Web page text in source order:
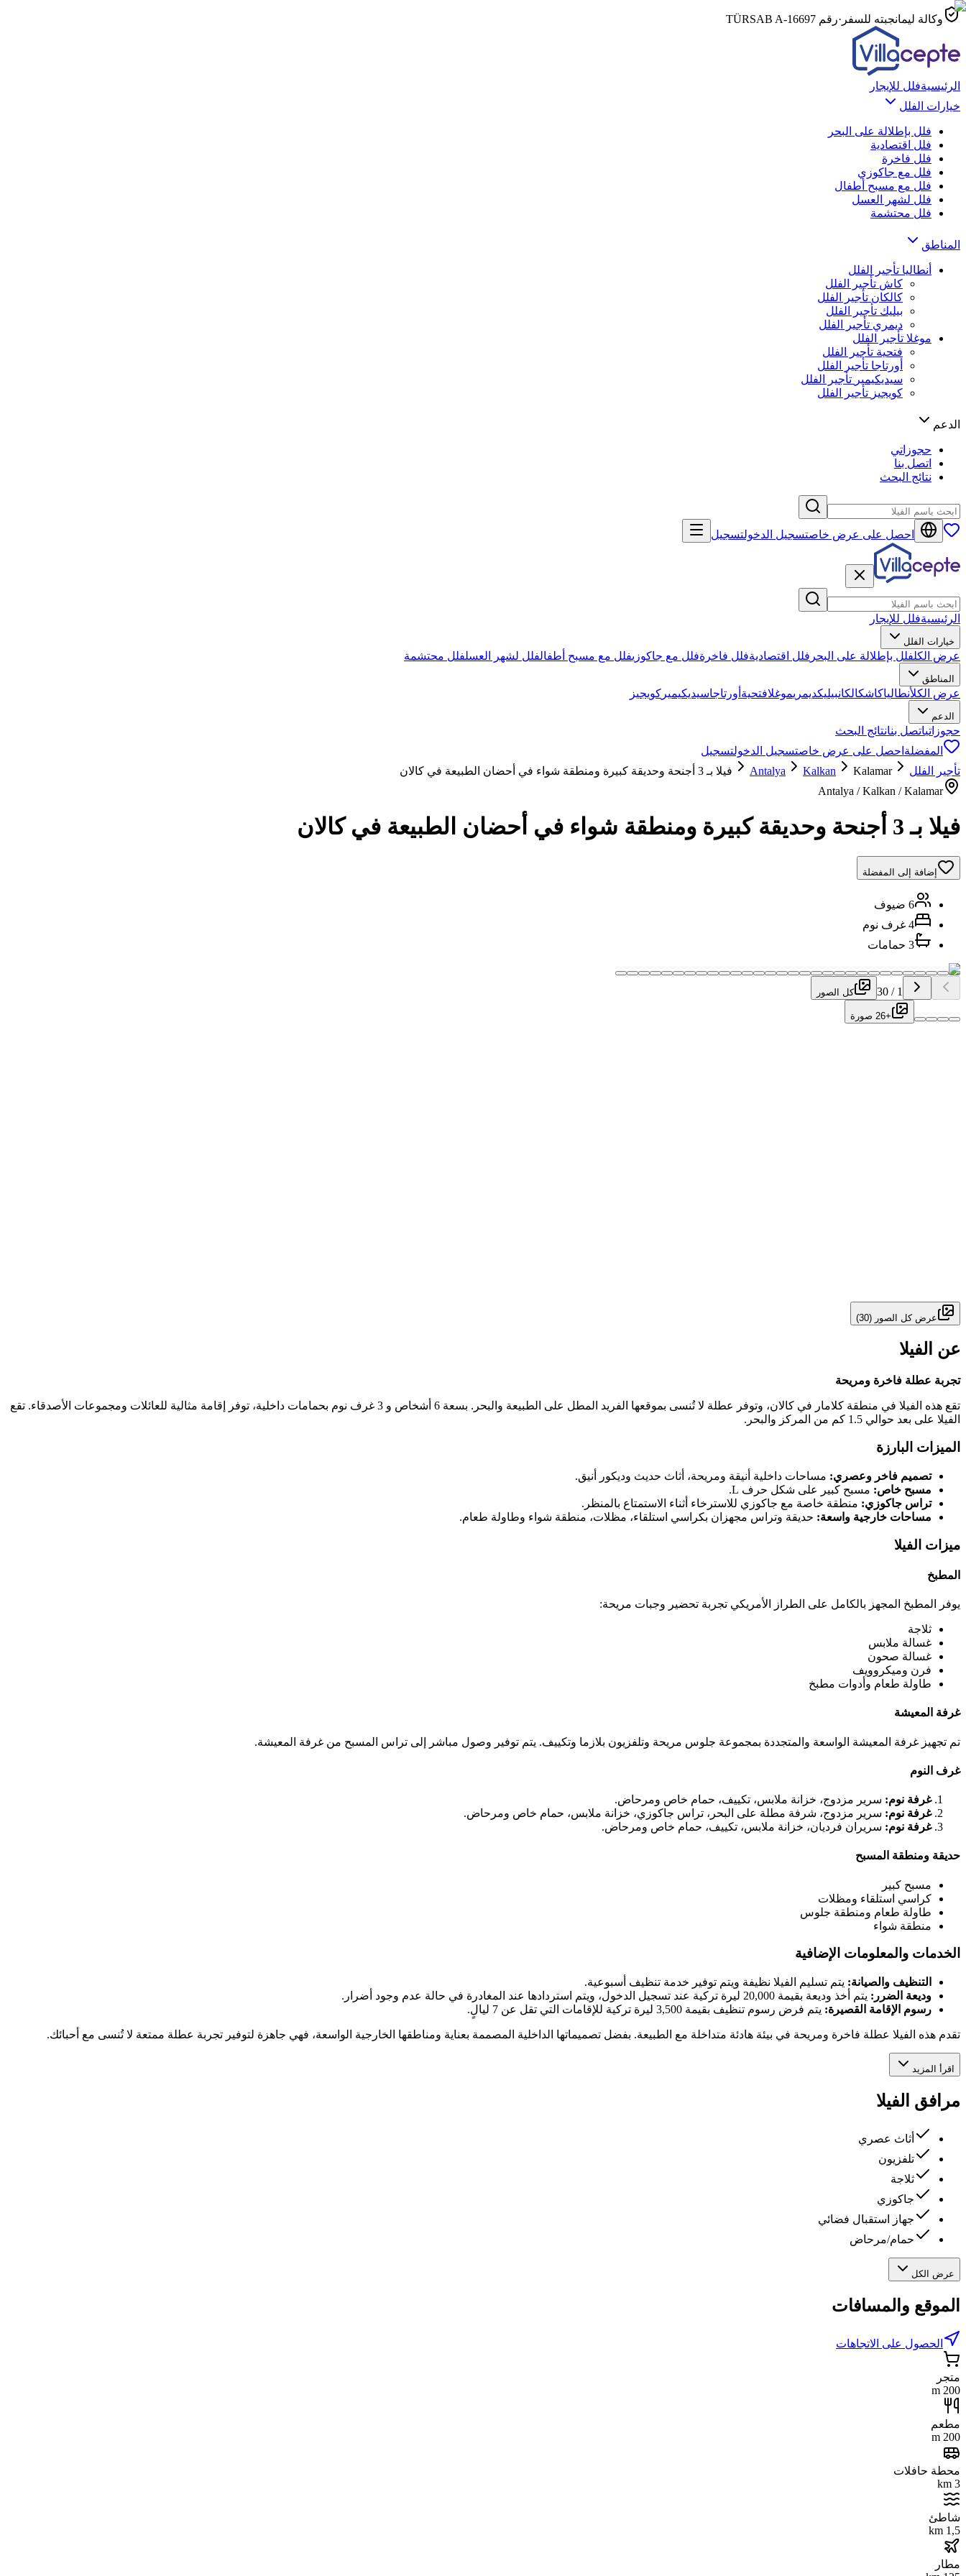
وكالة ليمانجبته للسفر ·رقم TÜRSAB A-16697
الرئيسيةفلل للإيجار
خيارات الفلل
فلل بإطلالة على البحر
فلل اقتصادية
فلل فاخرة
فلل مع جاكوزي
فلل مع مسبح أطفال
فلل لشهر العسل
فلل محتشمة
المناطق
أنطاليا تأجير الفلل
كاش تأجير الفلل
كالكان تأجير الفلل
بيليك تأجير الفلل
ديمري تأجير الفلل
موغلا تأجير الفلل
فتحية تأجير الفلل
أورتاجا تأجير الفلل
سيديكيمير تأجير الفلل
كويجيز تأجير الفلل
الدعم
حجوزاتي
اتصل بنا
نتائج البحث
احصل على عرض خاصتسجيل الدخولتسجيل
الرئيسيةفلل للإيجار
خيارات الفلل
عرض الكلفلل بإطلالة على البحر فلل اقتصاديةفلل فاخرةفلل مع جاكوزيفلل مع مسبح أطفالفلل لشهر العسلفلل محتشمة
المناطق
عرض الكلأنطالياكاشكالكانبيليكديمريموغلافتحية أورتاجاسيديكيمير كويجيز
الدعم
حجوزاتياتصل بنانتائج البحث
المفضلة احصل على عرض خاصتسجيل الدخولتسجيل
تأجير الفلل
Antalya Kalkan Kalamar
فيلا بـ 3 أجنحة وحديقة كبيرة ومنطقة شواء في أحضان الطبيعة في كالان
Antalya / Kalkan / Kalamar
فيلا بـ 3 أجنحة وحديقة كبيرة ومنطقة شواء في أحضان الطبيعة في كالان
إضافة إلى المفضلة
6 ضيوف
4 غرف نوم
3 حمامات
1
/
30 كل الصور
+26 صورة
عرض كل الصور (
30
)
عن الفيلا
تجربة عطلة فاخرة ومريحة
تقع هذه الفيلا في منطقة كلامار في كالان، وتوفر عطلة لا تُنسى بموقعها الفريد المطل على الطبيعة والبحر. بسعة 6 أشخاص و 3 غرف نوم بحمامات داخلية، توفر إقامة مثالية للعائلات ومجموعات الأصدقاء. تقع
الفيلا على بعد حوالي 1.5 كم من المركز والبحر.
الميزات البارزة
تصميم فاخر وعصري: مساحات داخلية أنيقة ومريحة، أثاث حديث وديكور أنيق.
مسبح خاص: مسبح كبير على شكل حرف L.
تراس جاكوزي: منطقة خاصة مع جاكوزي للاسترخاء أثناء الاستمتاع بالمنظر.
مساحات خارجية واسعة: حديقة وتراس مجهزان بكراسي استلقاء، مظلات، منطقة شواء وطاولة طعام.
ميزات الفيلا
المطبخ
يوفر المطبخ المجهز بالكامل على الطراز الأمريكي تجربة تحضير وجبات مريحة:
ثلاجة
غسالة ملابس
غسالة صحون
فرن وميكروويف
طاولة طعام وأدوات مطبخ
غرفة المعيشة
تم تجهيز غرفة المعيشة الواسعة والمتجددة بمجموعة جلوس مريحة وتلفزيون بلازما وتكييف. يتم توفير وصول مباشر إلى تراس المسبح من غرفة المعيشة.
غرف النوم
غرفة نوم: سرير مزدوج، خزانة ملابس، تكييف، حمام خاص ومرحاض.
غرفة نوم: سرير مزدوج، شرفة مطلة على البحر، تراس جاكوزي، خزانة ملابس، حمام خاص ومرحاض.
غرفة نوم: سريران فرديان، خزانة ملابس، تكييف، حمام خاص ومرحاض.
حديقة ومنطقة المسبح
مسبح كبير
كراسي استلقاء ومظلات
طاولة طعام ومنطقة جلوس
منطقة شواء
الخدمات والمعلومات الإضافية
التنظيف والصيانة: يتم تسليم الفيلا نظيفة ويتم توفير خدمة تنظيف أسبوعية.
وديعة الضرر: يتم أخذ وديعة بقيمة 20,000 ليرة تركية عند تسجيل الدخول، ويتم استردادها عند المغادرة في حالة عدم وجود أضرار.
رسوم الإقامة القصيرة: يتم فرض رسوم تنظيف بقيمة 3,500 ليرة تركية للإقامات التي تقل عن 7 ليالٍ.
تقدم هذه الفيلا عطلة فاخرة ومريحة في بيئة هادئة متداخلة مع الطبيعة. بفضل تصميماتها الداخلية المصممة بعناية ومناطقها الخارجية الواسعة، فهي جاهزة لتوفير تجربة عطلة ممتعة لا تُنسى مع أحبائك.
اقرأ المزيد
مرافق الفيلا
أثاث عصري
تلفزيون
ثلاجة
جاكوزي
جهاز استقبال فضائي
حمام/مرحاض
عرض الكل
الموقع والمسافات
الحصول على الاتجاهات
متجر
200 m
مطعم
200 m
محطة حافلات
3 km
شاطئ
1,5 km
مطار